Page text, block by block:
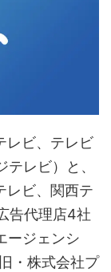
レビ、テレビ
レビ）と、
レビ、関西テ
告代理店4社
ージェンシ
・株式会社プ